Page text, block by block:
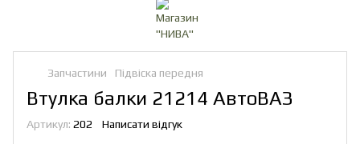
Запчастини Підвіска передня
Втулка балки 21214 АвтоВАЗ
Артикул: 202 Написати відгук